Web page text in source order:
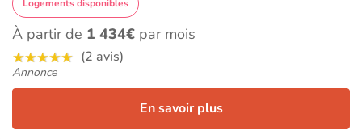
Logements disponibles
À partir de 1 434€ par mois
(2 avis)
Annonce
En savoir plus